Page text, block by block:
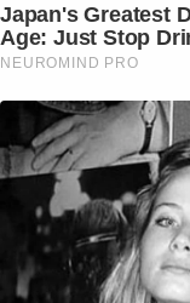
Japan's Greatest
Age: Just Stop
NEUROMIND PRO